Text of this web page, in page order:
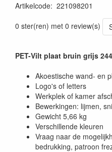
Artikelcode: 221098201
0 ster(ren) met 0 review(s)
PET-Vilt plaat bruin grijs
Akoestische wand- en
Logo's of letters
Werkplek of kamer
Bewerkingen: lijmen,
Gewicht 5,66 kg
Verschillende kleuren
Vraag naar de
bedrukking, patroon